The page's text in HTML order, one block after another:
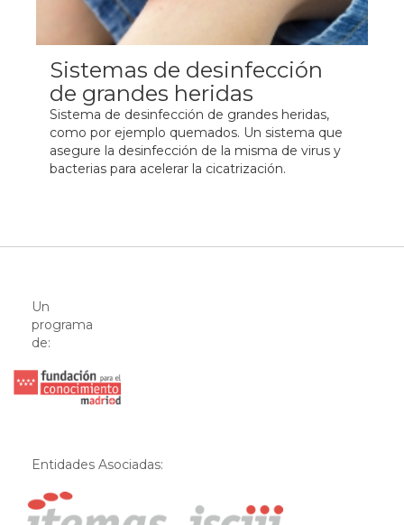
Sistemas de desinfección
de grandes heridas
Sistema de desinfección de grandes heridas,
como por ejemplo quemados. Un sistema que
asegure la desinfección de la misma de virus y
bacterias para acelerar la cicatrización.
Un
programa
de:
Entidades Asociadas: